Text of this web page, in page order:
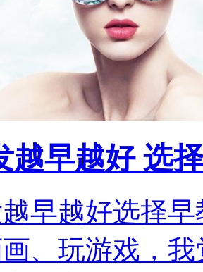
越早越好 选
早越好选择
、玩游戏，